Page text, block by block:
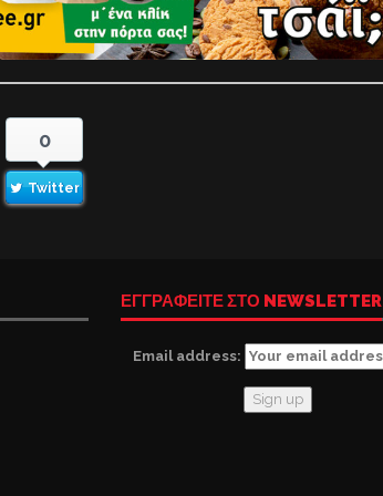
0
Twitter
ΕΓΓΡΑΦΕΙΤΕ ΣΤΟ NEWSLETTER
Email address: